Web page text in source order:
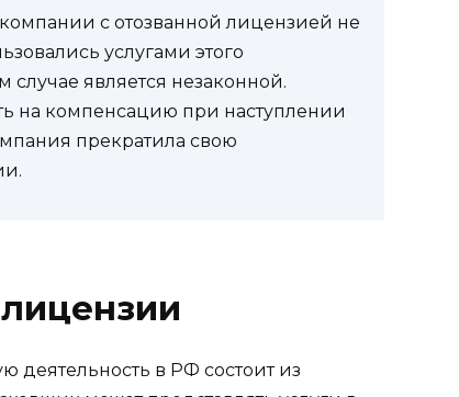
с отозванной лицензией не
услугами этого
является незаконной.
на компенсацию при наступлении
прекратила свою
деятельность в РФ состоит из